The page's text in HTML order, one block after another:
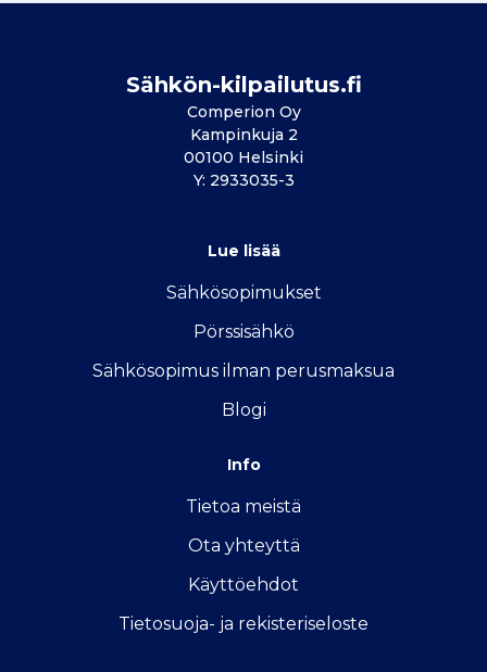
Sähkön-kilpailutus.fi
Comperion Oy
Kampinkuja 2
00100 Helsinki
Y: 2933035-3
Lue lisää
Sähkösopimukset
Pörssisähkö
Sähkösopimus ilman perusmaksua
Blogi
Info
Tietoa meistä
Ota yhteyttä
Käyttöehdot
Tietosuoja- ja rekisteriseloste